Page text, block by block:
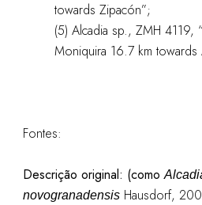
towards Zipacón”;
(5) Alcadia sp., ZMH 4119,
Moniquira 16.7 km towards
Fontes:
Descrição original: (como
novogranadensisHausdorf,